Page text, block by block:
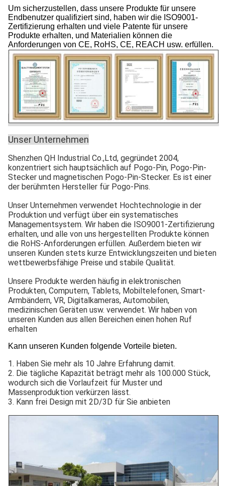
Um sicherzustellen, dass unsere Produkte für unsere
Endbenutzer qualifiziert sind, haben wir die ISO9001-
Zertifizierung erhalten und viele Patente für unsere
Produkte erhalten, und Materialien können die
Anforderungen von CE, RoHS, CE, REACH usw. erfüllen.
Unser Unternehmen
Shenzhen QH Industrial Co.,Ltd, gegründet 2004,
konzentriert sich hauptsächlich auf Pogo-Pin, Pogo-Pin-
Stecker und magnetischen Pogo-Pin-Stecker. Es ist einer
der berühmten Hersteller für Pogo-Pins.
Unser Unternehmen verwendet Hochtechnologie in der
Produktion und verfügt über ein systematisches
Managementsystem. Wir haben die ISO9001-Zertifizierung
erhalten, und alle von uns hergestellten Produkte können
die RoHS-Anforderungen erfüllen. Außerdem bieten wir
unseren Kunden stets kurze Entwicklungszeiten und bieten
wettbewerbsfähige Preise und stabile Qualität.
Unsere Produkte werden häufig in elektronischen
Produkten, Computern, Tablets, Mobiltelefonen, Smart-
Armbändern, VR, Digitalkameras, Automobilen,
medizinischen Geräten usw. verwendet. Wir haben von
unseren Kunden aus allen Bereichen einen hohen Ruf
erhalten
Kann unseren Kunden folgende Vorteile bieten.
1. Haben Sie mehr als 10 Jahre Erfahrung damit.
2. Die tägliche Kapazität beträgt mehr als 100.000 Stück,
wodurch sich die Vorlaufzeit für Muster und
Massenproduktion verkürzen lässt.
3. Kann frei Design mit 2D/3D für Sie anbieten